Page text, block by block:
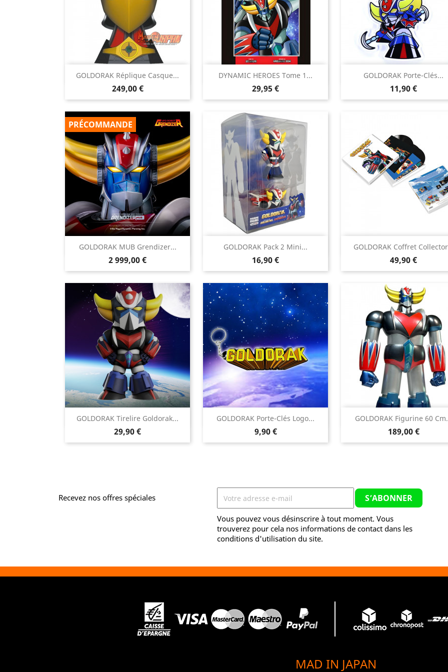
GOLDORAK Réplique Casque...
Prix
249,00 €
Aperçu rapide DYNAMIC HEROES Tome 1...
Prix
29,95 €
Aperçu rapide GOLDORAK Porte-Clés...
Prix
11,90 €
Aperçu rapide
GOLDORAK MUB Grendizer...
Prix
2 999,00 €
PRÉCOMMANDE
Aperçu rapide GOLDORAK Pack 2 Mini...
Prix
16,90 €
Aperçu rapide GOLDORAK Coffret
Prix
49,90 €
Aperçu rapide
GOLDORAK Tirelire Goldorak...
Prix
29,90 €
Aperçu rapide GOLDORAK Porte-Clés Logo...
Prix
9,90 €
Aperçu rapide GOLDORAK Figurine 60
Prix
189,00 €
Aperçu rapide
Recevez nos offres spéciales
Vous pouvez vous désinscrire à tout moment. Vous
trouverez pour cela nos informations de contact dans les
conditions d'utilisation du site.
MAD IN JAPAN